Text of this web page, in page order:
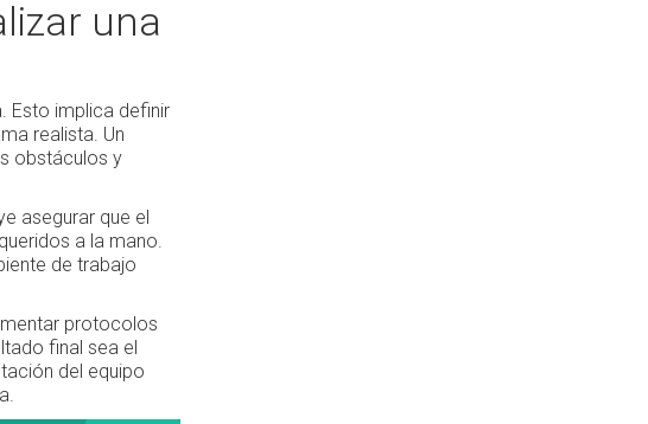
una
Esto implica definir
realista. Un
obstáculos y
asegurar que el
a la mano.
de trabajo
protocolos
final sea el
del equipo